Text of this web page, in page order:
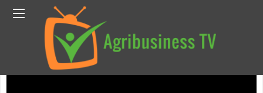
Home Pays
Burkina Faso : Les Grilladins 2.0